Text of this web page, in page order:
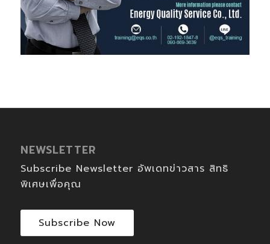
NEWSLETTER
Subscribe Newsletter อัพเดทข่าวสาร สิทธิ
พิเศษเพื่อคุณ
Subscribe Now